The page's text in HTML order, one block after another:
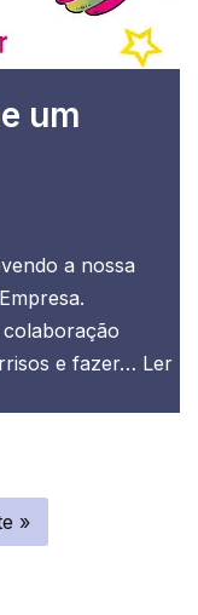
um
a nossa
e fazer… Ler
»